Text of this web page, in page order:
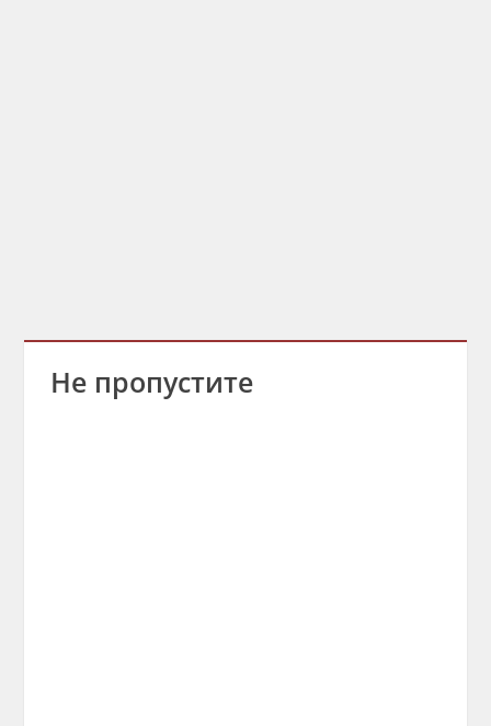
Не пропустите